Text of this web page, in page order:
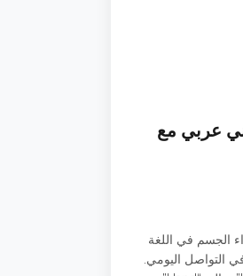
عربي مع
الجسم في اللغة
التواصل اليومي.